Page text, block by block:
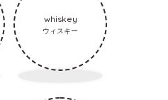
whiskey
ウィスキー